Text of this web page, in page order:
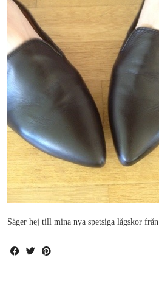
Säger hej till mina nya spetsiga lågskor från